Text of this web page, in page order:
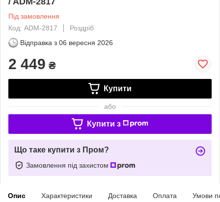
Під замовлення
Код: ADM-2817
Роздріб
Відправка з 06 вересня 2026
2 449 ₴
Купити
або
Купити з
Що таке купити з Пром?
Замовлення під захистом
Опис Характеристики Доставка Оплата Умови